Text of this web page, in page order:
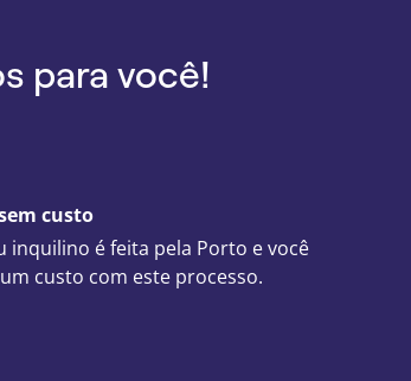
para você!
custo
inquilino é feita pela Porto e você
custo com este processo.